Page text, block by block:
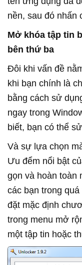
nền, sau đó nhấn
Mở khóa tập tin
bên thứ ba
Đôi khi vấn đề
khi bạn chính là
bằng cách sử
ngay trong
biết, bạn có thể
Và sự lựa chọn
Ưu đểm nổi bật
gọn và hoàn toàn
các bạn trong
đặt mặc định
trong menu mở
một tập tin hoặc